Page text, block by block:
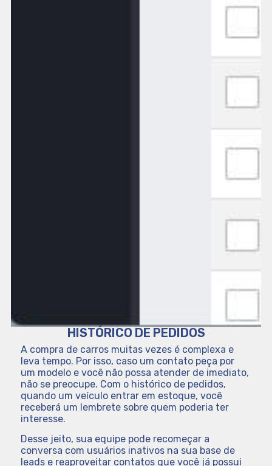
HISTÓRICO DE PEDIDOS
A compra de carros muitas vezes é complexa e
leva tempo. Por isso, caso um contato peça por
um modelo e você não possa atender de imediato,
não se preocupe. Com o histórico de pedidos,
quando um veículo entrar em estoque, você
receberá um lembrete sobre quem poderia ter
interesse.
Desse jeito, sua equipe pode recomeçar a
conversa com usuários inativos na sua base de
leads e reaproveitar contatos que você já possui